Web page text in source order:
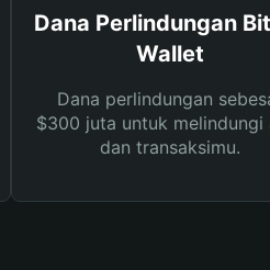
Dana Perlindungan
Wallet
Dana perlindungan
$300 juta untuk melindungi
dan transaksimu.